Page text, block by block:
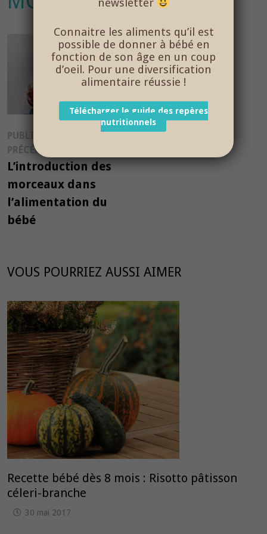
Navigation
de
l’article
PUBLICATION
PRÉCÉDENTE
précédente :
L’introduction des
morceaux dans
l’alimentation du
bébé
VOUS POURRIEZ AUSSI AIMER
Recette bébé dès 8 mois : Risotto pâtisson
céleri-branche
30 mai 2017
newsletter
Connaitre les aliments qu’il est
possible de donner à bébé en
fonction de son âge en un coup
d’oeil. Pour une diversification
alimentaire réussie !
Télécharger le guide des repères
nutritionnels